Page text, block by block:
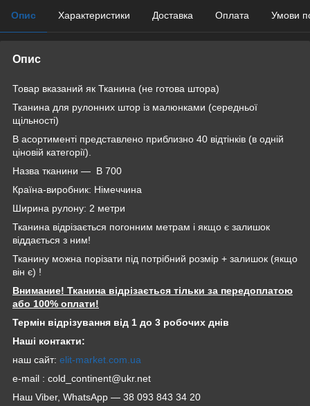
Опис Характеристики Доставка Оплата Умови
Опис
Товар вказаний як Тканина (не готова штора)
Тканина для рулонних штор із малюнками (середньої
щільності)
В асортименті представлено приблизно 40 відтінків (в одній
ціновій категорії).
Назва тканини — B 700
Країна-виробник: Німеччина
Ширина рулону: 2 метри
Тканина відрізається погонним метрам і якщо є залишок
віддається з ним!
Тканину можна порізати під потрібний розмір + залишок (якщо
він є) !
Внимание! Тканина відрізається тільки за передоплатою
або 100% оплати!
Термін відрізування від 1 до 3 робочих днів
Наші контакти:
наш сайт: elit-market.com.ua
e-mail : cold_continent@ukr.net
Наш Viber, WhatsApp — 38 093 843 34 20